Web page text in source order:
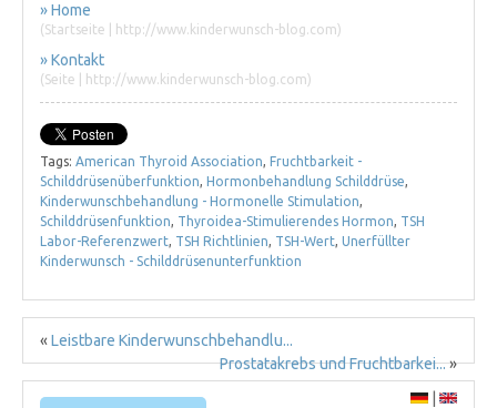
» Home
(Startseite | http://www.kinderwunsch-blog.com)
» Kontakt
(Seite | http://www.kinderwunsch-blog.com)
Tags: American Thyroid Association, Fruchtbarkeit -
Schilddrüsenüberfunktion, Hormonbehandlung Schilddrüse,
Kinderwunschbehandlung - Hormonelle Stimulation,
Schilddrüsenfunktion, Thyroidea-Stimulierendes Hormon, TSH
Labor-Referenzwert, TSH Richtlinien, TSH-Wert, Unerfüllter
Kinderwunsch - Schilddrüsenunterfunktion
«Leistbare Kinderwunschbehandlu...
Prostatakrebs und Fruchtbarkei...»